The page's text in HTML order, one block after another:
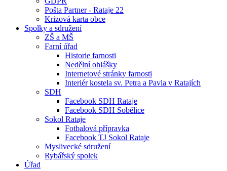
Pošta Partner - Rataje 22
Krizová karta obce
Spolky a sdružení
ZŠ a MŠ
Farní úřad
Historie farnosti
Nedělní ohlášky
Internetové stránky farnosti
Interiér kostela sv. Petra a Pavla v Ratajích
SDH
Facebook SDH Rataje
Facebook SDH Sobělice
Sokol Rataje
Fotbalová přípravka
Facebook TJ Sokol Rataje
Myslivecké sdružení
Rybářský spolek
Úřad